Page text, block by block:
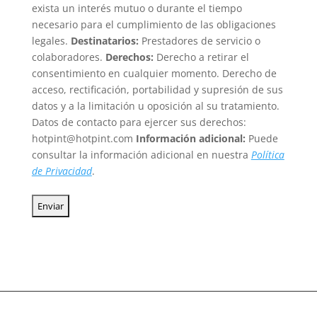
exista un interés mutuo o durante el tiempo
necesario para el cumplimiento de las obligaciones
legales. Destinatarios: Prestadores de servicio o
colaboradores. Derechos: Derecho a retirar el
consentimiento en cualquier momento. Derecho de
acceso, rectificación, portabilidad y supresión de sus
datos y a la limitación u oposición al su tratamiento.
Datos de contacto para ejercer sus derechos:
hotpint@hotpint.com Información adicional: Puede
consultar la información adicional en nuestra Política
de Privacidad.